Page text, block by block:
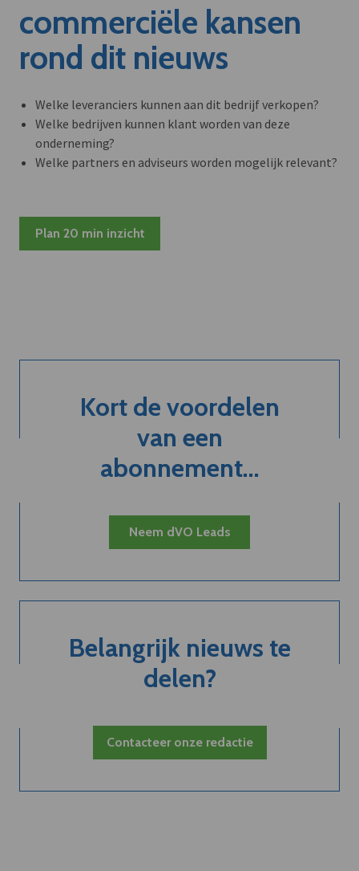
commerciële kansen
rond dit nieuws
Welke leveranciers kunnen aan dit bedrijf verkopen?
Welke bedrijven kunnen klant worden van deze
onderneming?
Welke partners en adviseurs worden mogelijk relevant?
Plan 20 min inzicht
Kort de voordelen
van een
abonnement...
Neem dVO Leads
Belangrijk nieuws te
delen?
Contacteer onze redactie